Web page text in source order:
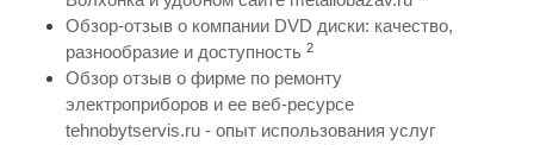
Обзор-отзыв о компании DVD диски: качество,
разнообразие и доступность 2
Обзор отзыв о фирме по ремонту
электроприборов и ее веб-ресурсе
tehnobytservis.ru - опыт использования услуг